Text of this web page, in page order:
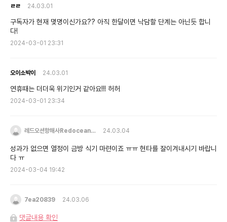
ㄹㄹ 24.03.01
구독자가 현재 몇명이신가요?? 아직 한달이면 낙담할 단계는 아닌듯 합니
다!
2024-03-01 23:31
오이소박이 24.03.01
연휴때는 더더욱 위기인거 같아요!!! 허허
2024-03-01 23:34
레드오션항해사Redocean… 24.03.04
성과가 없으면 열정이 금방 식기 마련이죠 ㅠㅠ 현타를 잘이겨내시기 바랍니
다 ㅠ
2024-03-04 19:42
7ea20839 24.03.06
댓글내용 확인